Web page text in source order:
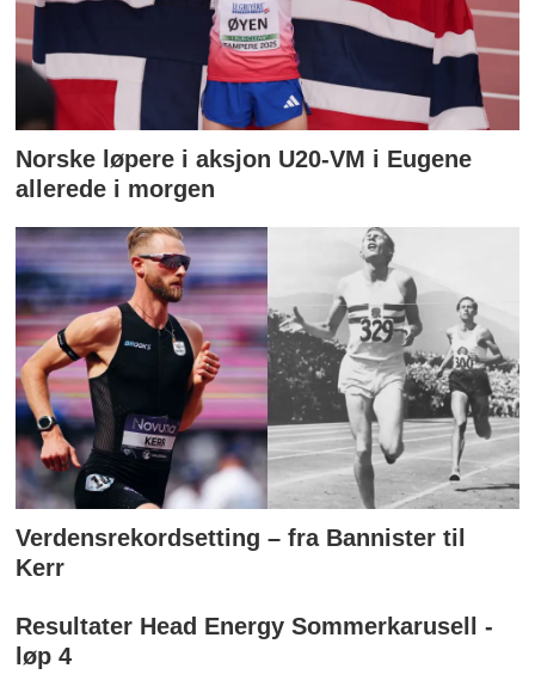
Norske løpere i aksjon U20-VM i Eugene
allerede i morgen
Verdensrekordsetting – fra Bannister til
Kerr
Resultater Head Energy Sommerkarusell -
løp 4